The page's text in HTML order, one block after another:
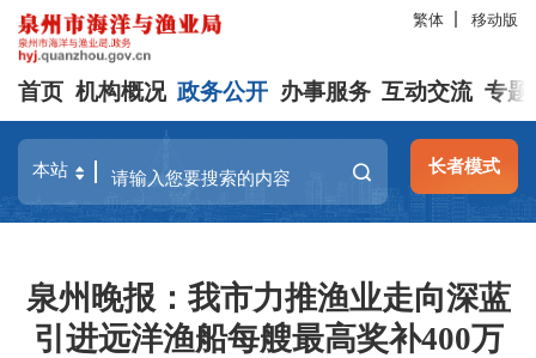
繁体 移动版
首页 机构概况 政务公开 办事服务 互动交流 专题
长者模式
泉州晚报：我市力推渔业走向深蓝
引进远洋渔船每艘最高奖补400万